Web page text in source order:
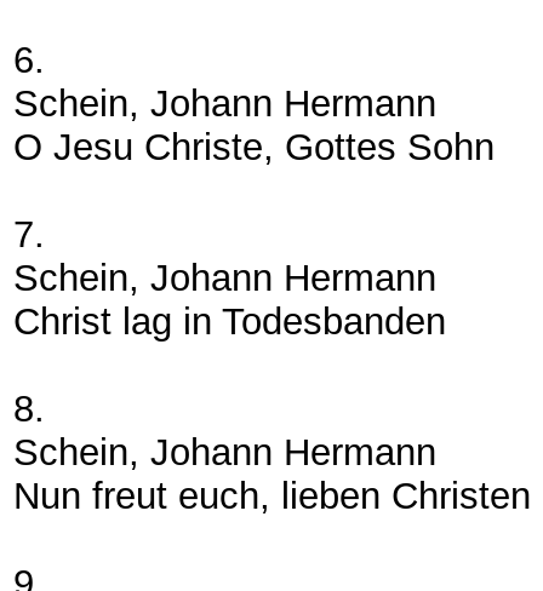
6.
Schein, Johann Hermann
O Jesu Christe, Gottes Sohn
7.
Schein, Johann Hermann
Christ lag in Todesbanden
8.
Schein, Johann Hermann
Nun freut euch, lieben Christen